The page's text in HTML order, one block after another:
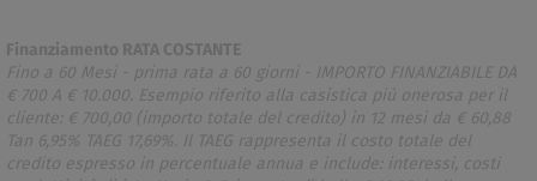
Finanziamento RATA COSTANTE
Fino a 60 Mesi - prima rata a 60 giorni - IMPORTO FINANZIABILE DA
€ 700 A € 10.000. Esempio riferito alla casistica più onerosa per il
cliente: € 700,00 (importo totale del credito) in 12 mesi da € 60,88
Tan 6,95% TAEG 17,69%. Il TAEG rappresenta il costo totale del
credito espresso in percentuale annua e include: interessi, costi